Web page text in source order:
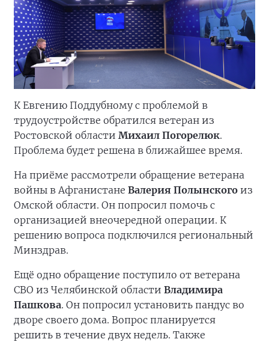
К Евгению Поддубному с проблемой в
трудоустройстве обратился ветеран из
Ростовской области Михаил Погорелюк.
Проблема будет решена в ближайшее время.
На приёме рассмотрели обращение ветерана
войны в Афганистане Валерия Полынского из
Омской области. Он попросил помочь с
организацией внеочередной операции. К
решению вопроса подключился региональный
Минздрав.
Ещё одно обращение поступило от ветерана
СВО из Челябинской области Владимира
Пашкова. Он попросил установить пандус во
дворе своего дома. Вопрос планируется
решить в течение двух недель. Также